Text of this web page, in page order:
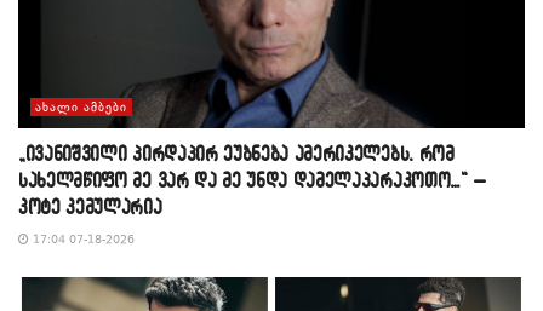
ᲐᲮᲐᲚᲘ ᲐᲛᲑᲔᲑᲘ
„ივანიშვილი პირდაპირ ეუბნება ამერიკელებს, რომ
სახელმწიფო მე ვარ და მე უნდა დამელაპარაკოთო…“ –
კოტე კემულარია
17:04 07-18-2026